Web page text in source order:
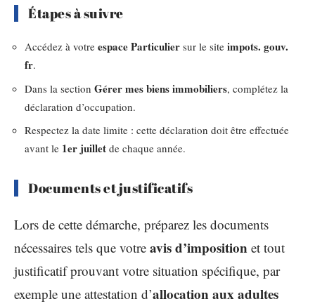
Étapes à suivre
Accédez à votre espace Particulier sur le site impots. gouv.
fr.
Dans la section Gérer mes biens immobiliers, complétez la
déclaration d’occupation.
Respectez la date limite : cette déclaration doit être effectuée
avant le 1er juillet de chaque année.
Documents et justificatifs
Lors de cette démarche, préparez les documents
nécessaires tels que votre avis d’imposition et tout
justificatif prouvant votre situation spécifique, par
exemple une attestation d’allocation aux adultes